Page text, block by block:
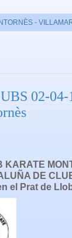
-
02-04-
KARATE
DE
el Prat de